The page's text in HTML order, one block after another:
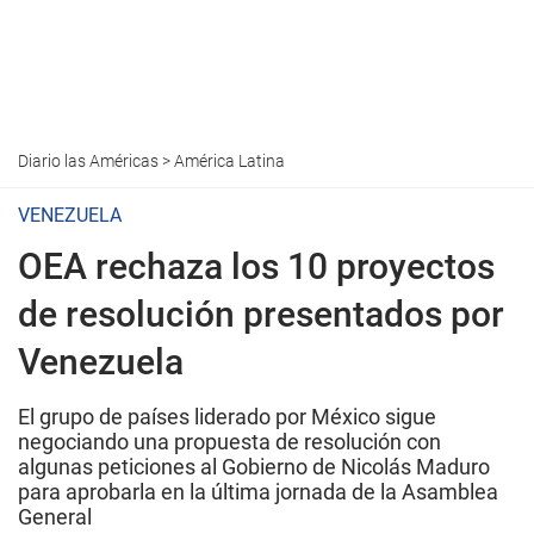
Diario las Américas>América Latina
VENEZUELA
OEA rechaza los 10 proyectos
de resolución presentados por
Venezuela
El grupo de países liderado por México sigue
negociando una propuesta de resolución con
algunas peticiones al Gobierno de Nicolás Maduro
para aprobarla en la última jornada de la Asamblea
General